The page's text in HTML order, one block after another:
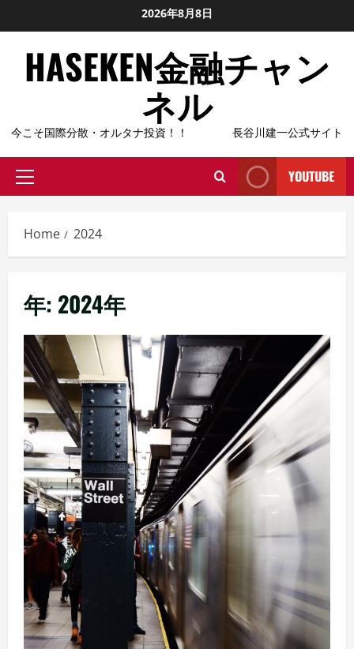
to
content
2026年8月8日
HASEKEN金融チャン
ネル
今こそ国際分散・オルタナ投資！！ 長谷川建一公式サイト
Primary
YOUTUBE
Home 2024
年: 2024年